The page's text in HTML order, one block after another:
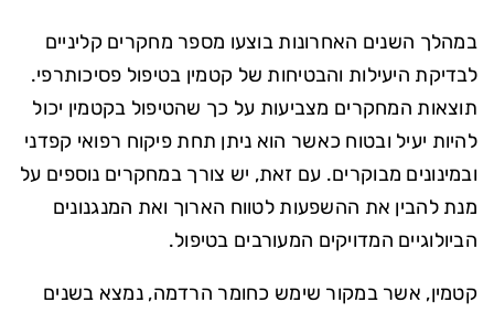
במהלך השנים האחרונות בוצעו מספר מחקרים קליניים
לבדיקת היעילות והבטיחות של קטמין בטיפול פסיכותרפי.
תוצאות המחקרים מצביעות על כך שהטיפול בקטמין יכול
להיות יעיל ובטוח כאשר הוא ניתן תחת פיקוח רפואי קפדני
ובמינונים מבוקרים. עם זאת, יש צורך במחקרים נוספים על
מנת להבין את ההשפעות לטווח הארוך ואת המנגנונים
הביולוגיים המדויקים המעורבים בטיפול.
קטמין, אשר במקור שימש כחומר הרדמה, נמצא בשנים